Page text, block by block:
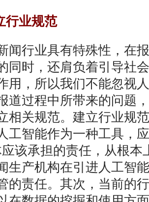
业规范
行业具有特殊性，在报
同时，还肩负着引导社
用，所以我们不能忽视
道过程中所带来的问题
相关规范。建立行业规
工智能作为一种工具，
该承担的责任，从根本
生产机构在引进人工智
的责任。其次，当前的